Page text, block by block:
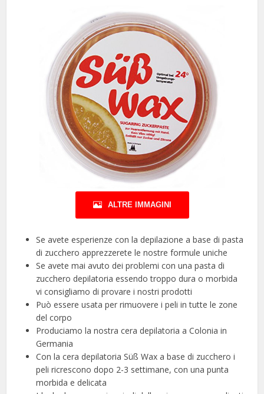
ALTRE IMMAGINI
Se avete esperienze con la depilazione a base di pasta
di zucchero apprezzerete le nostre formule uniche
Se avete mai avuto dei problemi con una pasta di
zucchero depilatoria essendo troppo dura o morbida
vi consigliamo di provare i nostri prodotti
Può essere usata per rimuovere i peli in tutte le zone
del corpo
Produciamo la nostra cera depilatoria a Colonia in
Germania
Con la cera depilatoria Süß Wax a base di zucchero i
peli ricrescono dopo 2-3 settimane, con una punta
morbida e delicata